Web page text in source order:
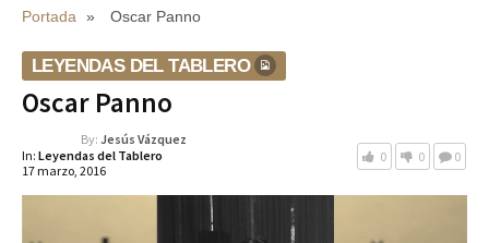
Portada » Oscar Panno
LEYENDAS DEL TABLERO
Oscar Panno
By: Jesús Vázquez
In: Leyendas del Tablero
17 marzo, 2016
0 0 0